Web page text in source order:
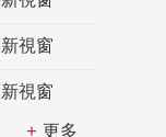
更多